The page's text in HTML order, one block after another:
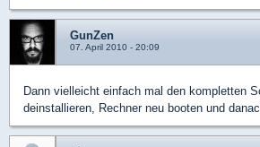
GunZen
07. April 2010 - 20:09
Dann vielleicht einfach mal den kompletten
deinstallieren, Rechner neu booten und